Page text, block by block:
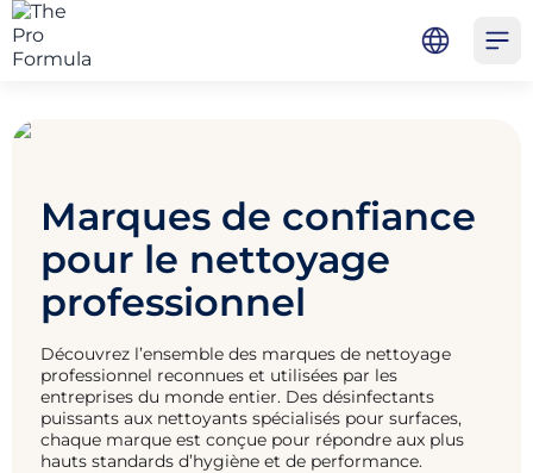
Skip to main content
Skip to navigation
Skip to footer
Pro Formula
Marques de confiance
pour le nettoyage
professionnel
Découvrez l’ensemble des marques de nettoyage
professionnel reconnues et utilisées par les
entreprises du monde entier. Des désinfectants
puissants aux nettoyants spécialisés pour surfaces,
chaque marque est conçue pour répondre aux plus
hauts standards d’hygiène et de performance.